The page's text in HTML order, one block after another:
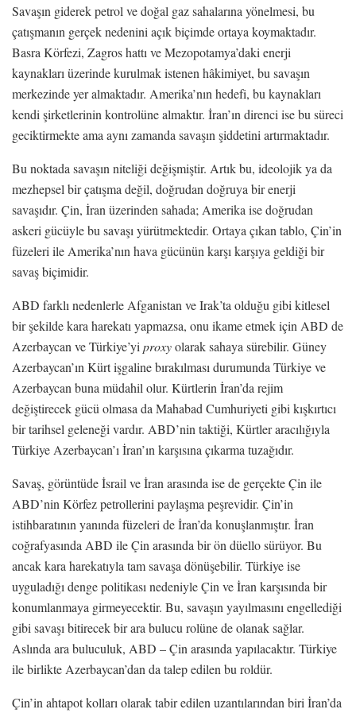
Savaşın giderek petrol ve doğal gaz sahalarına yönelmesi, bu
çatışmanın gerçek nedenini açık biçimde ortaya koymaktadır.
Basra Körfezi, Zagros hattı ve Mezopotamya’daki enerji
kaynakları üzerinde kurulmak istenen hâkimiyet, bu savaşın
merkezinde yer almaktadır. Amerika’nın hedefi, bu kaynakları
kendi şirketlerinin kontrolüne almaktır. İran’ın direnci ise bu süreci
geciktirmekte ama aynı zamanda savaşın şiddetini artırmaktadır.
Bu noktada savaşın niteliği değişmiştir. Artık bu, ideolojik ya da
mezhepsel bir çatışma değil, doğrudan doğruya bir enerji
savaşıdır. Çin, İran üzerinden sahada; Amerika ise doğrudan
askeri gücüyle bu savaşı yürütmektedir. Ortaya çıkan tablo, Çin’in
füzeleri ile Amerika’nın hava gücünün karşı karşıya geldiği bir
savaş biçimidir.
ABD farklı nedenlerle Afganistan ve Irak’ta olduğu gibi kitlesel
bir şekilde kara harekatı yapmazsa, onu ikame etmek için ABD de
Azerbaycan ve Türkiye’yi proxyolarak sahaya sürebilir. Güney
Azerbaycan’ın Kürt işgaline bırakılması durumunda Türkiye ve
Azerbaycan buna müdahil olur. Kürtlerin İran’da rejim
değiştirecek gücü olmasa da Mahabad Cumhuriyeti gibi kışkırtıcı
bir tarihsel geleneği vardır. ABD’nin taktiği, Kürtler aracılığıyla
Türkiye Azerbaycan’ı İran’ın karşısına çıkarma tuzağıdır.
Savaş, görüntüde İsrail ve İran arasında ise de gerçekte Çin ile
ABD’nin Körfez petrollerini paylaşma peşrevidir. Çin’in
istihbaratının yanında füzeleri de İran’da konuşlanmıştır. İran
coğrafyasında ABD ile Çin arasında bir ön düello sürüyor. Bu
ancak kara harekatıyla tam savaşa dönüşebilir. Türkiye ise
uyguladığı denge politikası nedeniyle Çin ve İran karşısında bir
konumlanmaya girmeyecektir. Bu, savaşın yayılmasını engellediği
gibi savaşı bitirecek bir ara bulucu rolüne de olanak sağlar.
Aslında ara buluculuk, ABD – Çin arasında yapılacaktır. Türkiye
ile birlikte Azerbaycan’dan da talep edilen bu roldür.
Çin’in ahtapot kolları olarak tabir edilen uzantılarından biri İran’da